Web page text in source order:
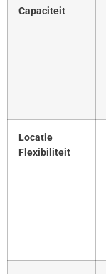
Capaciteit
Locatie
Flexibiliteit